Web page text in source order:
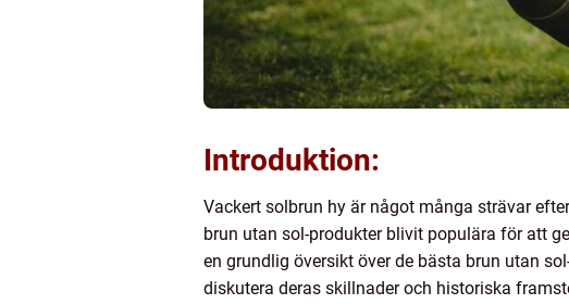
Introduktion:
Vackert solbrun hy är något många strävar
brun utan sol-produkter blivit populära för att
en grundlig översikt över de bästa brun utan
diskutera deras skillnader och historiska